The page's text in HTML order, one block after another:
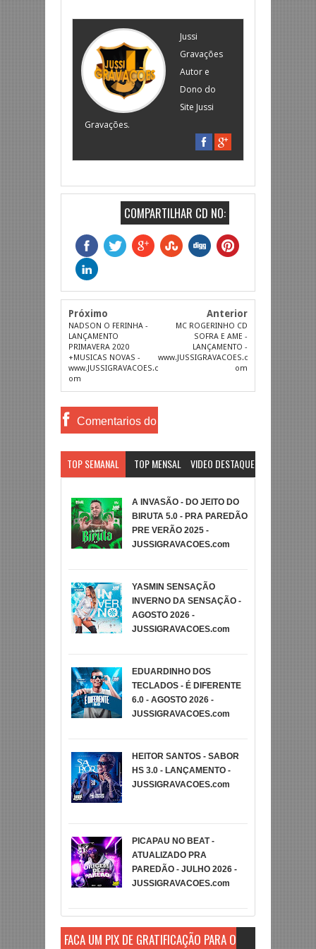
Jussi
Gravações
Autor e
Dono do
Site Jussi
Gravações.
COMPARTILHAR CD NO:
Próximo
NADSON O FERINHA -
LANÇAMENTO
PRIMAVERA 2020
+MUSICAS NOVAS -
www.JUSSIGRAVACOES.c
om
Anterior
MC ROGERINHO CD
SOFRA E AME -
LANÇAMENTO -
www.JUSSIGRAVACOES.c
om
Comentarios do
TOP SEMANAL TOP MENSAL VIDEO DESTAQUE
A INVASÃO - DO JEITO DO
BIRUTA 5.0 - PRA PAREDÃO
PRE VERÃO 2025 -
JUSSIGRAVACOES.com
YASMIN SENSAÇÃO
INVERNO DA SENSAÇÃO -
AGOSTO 2026 -
JUSSIGRAVACOES.com
EDUARDINHO DOS
TECLADOS - É DIFERENTE
6.0 - AGOSTO 2026 -
JUSSIGRAVACOES.com
HEITOR SANTOS - SABOR
HS 3.0 - LANÇAMENTO -
JUSSIGRAVACOES.com
PICAPAU NO BEAT -
ATUALIZADO PRA
PAREDÃO - JULHO 2026 -
JUSSIGRAVACOES.com
FAÇA UM PIX DE GRATIFICAÇÃO PARA O